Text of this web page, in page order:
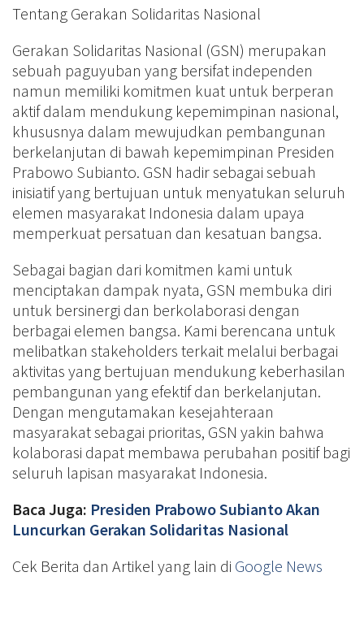
Tentang Gerakan Solidaritas Nasional
Gerakan Solidaritas Nasional (GSN) merupakan
sebuah paguyuban yang bersifat independen
namun memiliki komitmen kuat untuk berperan
aktif dalam mendukung kepemimpinan nasional,
khususnya dalam mewujudkan pembangunan
berkelanjutan di bawah kepemimpinan Presiden
Prabowo Subianto. GSN hadir sebagai sebuah
inisiatif yang bertujuan untuk menyatukan seluruh
elemen masyarakat Indonesia dalam upaya
memperkuat persatuan dan kesatuan bangsa.
Sebagai bagian dari komitmen kami untuk
menciptakan dampak nyata, GSN membuka diri
untuk bersinergi dan berkolaborasi dengan
berbagai elemen bangsa. Kami berencana untuk
melibatkan stakeholders terkait melalui berbagai
aktivitas yang bertujuan mendukung keberhasilan
pembangunan yang efektif dan berkelanjutan.
Dengan mengutamakan kesejahteraan
masyarakat sebagai prioritas, GSN yakin bahwa
kolaborasi dapat membawa perubahan positif bagi
seluruh lapisan masyarakat Indonesia.
Baca Juga: Presiden Prabowo Subianto Akan
Luncurkan Gerakan Solidaritas Nasional
Cek Berita dan Artikel yang lain di Google News